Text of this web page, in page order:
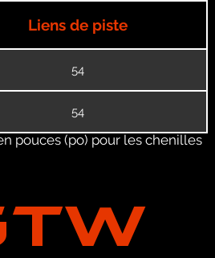
Liens de piste
54
54
pouces (po) pour les chenilles